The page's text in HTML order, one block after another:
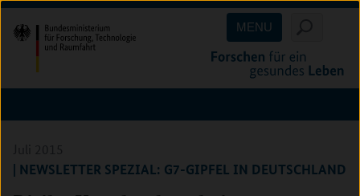
Direkt
zum
Inhalt
(Eingabetaste)
Direkt
zum
Hauptmenu
(Eingabetaste)
Direkt
zur
Suche
(Eingabetaste)
MENU
| NEWSLETTER SPEZIAL: G7-GIPFEL IN DEUTSCHLAND